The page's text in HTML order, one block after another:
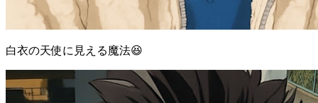
白衣の天使に見える魔法😆